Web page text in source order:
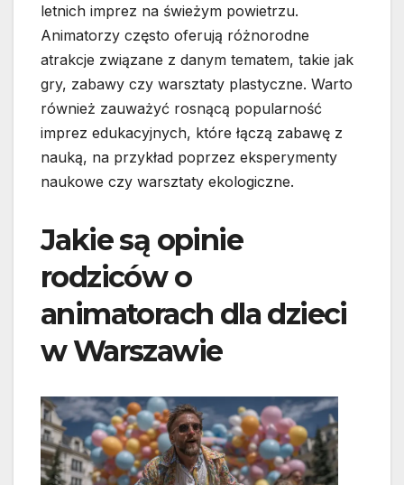
letnich imprez na świeżym powietrzu.
Animatorzy często oferują różnorodne
atrakcje związane z danym tematem, takie jak
gry, zabawy czy warsztaty plastyczne. Warto
również zauważyć rosnącą popularność
imprez edukacyjnych, które łączą zabawę z
nauką, na przykład poprzez eksperymenty
naukowe czy warsztaty ekologiczne.
Jakie są opinie
rodziców o
animatorach dla dzieci
w Warszawie